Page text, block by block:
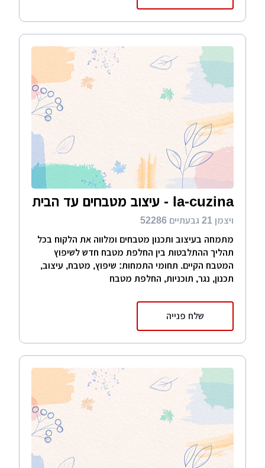
la-cuzina - עיצוב מטבחים עד הבית
ויצמן 21 גבעתיים 52286
מתמחה בעיצוב ותכנון מטבחים ומלווה את הלקוח בכל
תהליך ההתלבטות בין החלפת מטבח חדש לשיפוץ
המטבח הקיים. תחומי התמחות: שיפוץ, מטבח, עיצוב,
תכנון, נגר, תוכניות, החלפת מטבח
שלח פנייה